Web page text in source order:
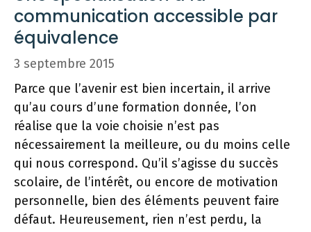
communication accessible par
équivalence
3 septembre 2015
Parce que l’avenir est bien incertain, il arrive
qu’au cours d’une formation donnée, l’on
réalise que la voie choisie n’est pas
nécessairement la meilleure, ou du moins celle
qui nous correspond. Qu’il s’agisse du succès
scolaire, de l’intérêt, ou encore de motivation
personnelle, bien des éléments peuvent faire
défaut. Heureusement, rien n’est perdu, la